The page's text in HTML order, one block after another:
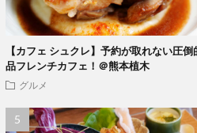
【カフェ シュクレ】予約が取れない圧
品フレンチカフェ！＠熊本植木
グルメ